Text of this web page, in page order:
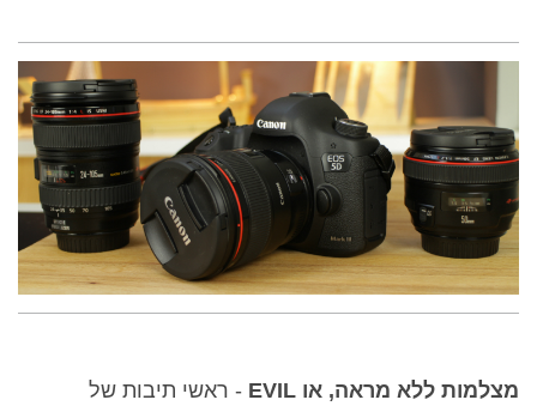
מצלמות ללא מראה, או EVIL - ראשי תיבות של